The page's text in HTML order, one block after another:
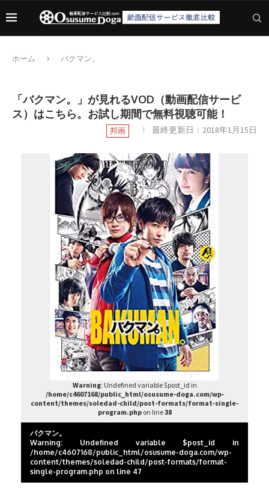
ホーム バクマン。
「バクマン。」が見れるVOD（動画配信サービ
ス）はこちら。お試し期間で無料視聴可能！
邦画 最終更新日： 2018年1月15日
Warning: Undefined variable $post_id in
/home/c4607168/public_html/osusume-doga.com/wp-
content/themes/soledad-child/post-formats/format-single-
program.phpon line38
バクマン。
Warning: Undefined variable $post_id in
/home/c4607168/public_html/osusume-doga.com/wp-
content/themes/soledad-child/post-formats/format-
single-program.php on line 47